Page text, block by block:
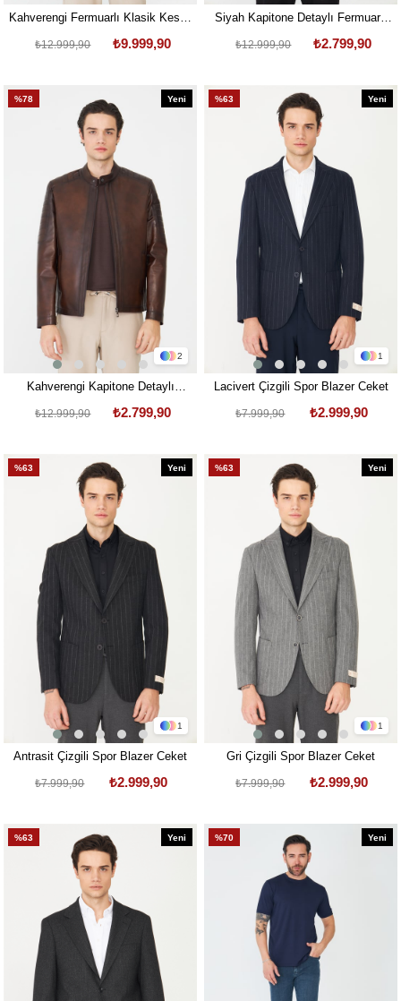
Kahverengi Fermuarlı Klasik Kesim
₺9.999,90
₺12.999,90
Siyah Kapitone Detaylı Fermuarlı
₺2.799,90
₺12.999,90
2
%78
Yeni
Kahverengi Kapitone Detaylı
₺2.799,90
₺12.999,90
1
%63
Yeni
Lacivert Çizgili Spor Blazer Ceket
₺2.999,90
₺7.999,90
1
%63
Yeni
Antrasit Çizgili Spor Blazer Ceket
₺2.999,90
₺7.999,90
1
%63
Yeni
Gri Çizgili Spor Blazer Ceket
₺2.999,90
₺7.999,90
%63
Yeni
%70
Yeni